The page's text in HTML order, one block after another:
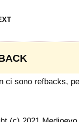
ci sono refbacks,